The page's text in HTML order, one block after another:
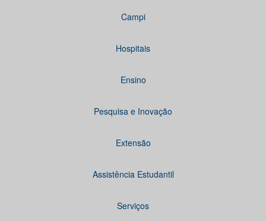
Campi
Hospitais
Ensino
Pesquisa e Inovação
Extensão
Assistência Estudantil
Serviços